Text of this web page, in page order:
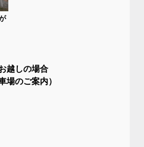
越しの場合
場のご案内）